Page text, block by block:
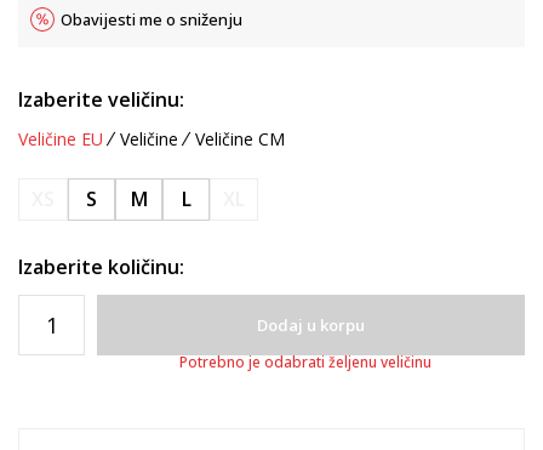
Obavijesti me o sniženju
Izaberite veličinu:
Veličine EU Veličine Veličine CM
S M L
Izaberite količinu:
Dodaj u korpu
Potrebno je odabrati željenu veličinu